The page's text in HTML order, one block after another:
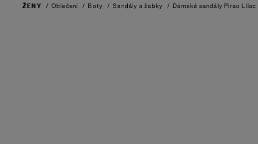
ŽENY / Oblečení / Boty / Sandály a žabky / Dámské sandály Pirao Lilac